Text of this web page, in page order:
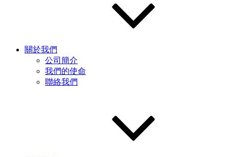
關於我們
公司簡介
我們的使命
聯絡我們